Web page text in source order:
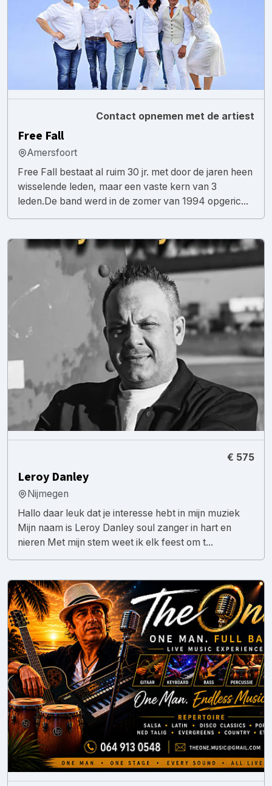
Contact opnemen met de artiest
Free Fall
Amersfoort
Free Fall bestaat al ruim 30 jr. met door de jaren heen
wisselende leden, maar een vaste kern van 3
leden.De band werd in de zomer van 1994 opgeric...
€ 575
Leroy Danley
Nijmegen
Hallo daar leuk dat je interesse hebt in mijn muziek
Mijn naam is Leroy Danley soul zanger in hart en
nieren Met mijn stem weet ik elk feest om t...